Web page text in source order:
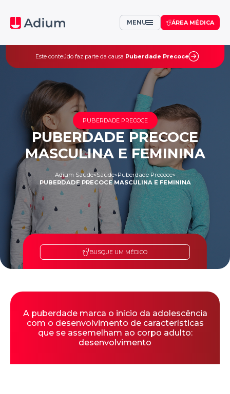
ÁREA MÉDICA
MENU
Este conteúdo faz parte da causa Puberdade Precoce
PUBERDADE PRECOCE
PUBERDADE PRECOCE
MASCULINA E FEMININA
Adium Saúde>Saúde>Puberdade Precoce>
PUBERDADE PRECOCE MASCULINA E FEMININA
BUSQUE UM MÉDICO
A puberdade marca o início da adolescência
com o desenvolvimento de características
que se assemelham ao corpo adulto:
desenvolvimento